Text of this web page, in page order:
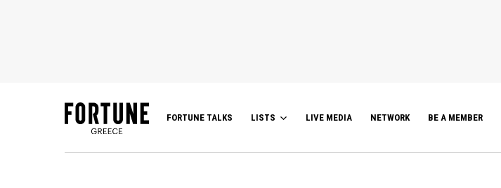
FORTUNE TALKS LISTS LIVE MEDIA NETWORK BE A MEMBER